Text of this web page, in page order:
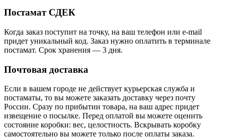
Постамат СДЕК
Когда заказ поступит на точку, на ваш телефон или e-mail
придет уникальный код. Заказ нужно оплатить в терминале
постамат. Срок хранения — 3 дня.
Почтовая доставка
Если в вашем городе не действует курьерская служба и
постаматы, то вы можете заказать доставку через почту
России. Сразу по прибытии товара, на ваш адрес придет
извещение о посылке. Перед оплатой вы можете оценить
состояние коробки: вес, целостность. Вскрывать коробку
самостоятельно вы можете только после оплаты заказа.